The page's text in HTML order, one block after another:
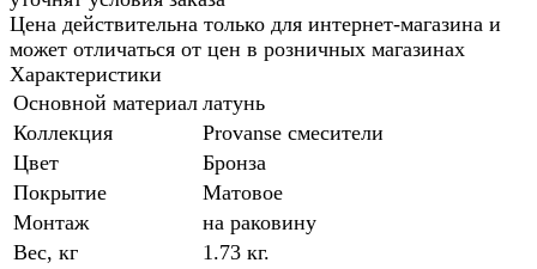
Цена действительна только для интернет-магазина и
может отличаться от цен в розничных магазинах
Характеристики
Основной материал латунь
Коллекция
Provanse смесители
Цвет
Бронза
Покрытие
Матовое
Монтаж
на раковину
Вес, кг
1.73 кг.